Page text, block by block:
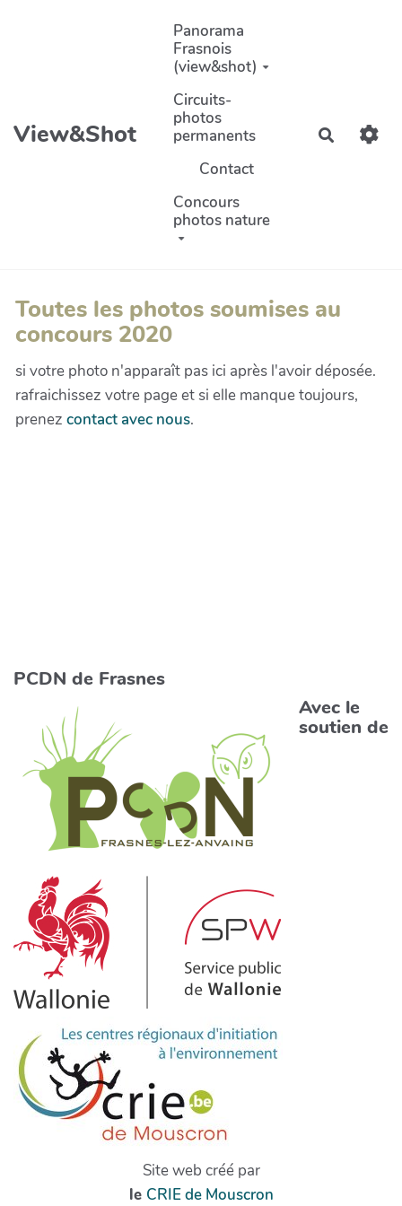
Aller au contenu principal
View&Shot
Panorama
Frasnois
(view&shot)
Circuits-
photos
permanents
Contact
Concours
photos nature
Toutes les photos soumises au
concours 2020
si votre photo n'apparaît pas ici après l'avoir déposée.
rafraichissez votre page et si elle manque toujours,
prenez contact avec nous.
PCDN de Frasnes
Avec le
soutien de
Site web créé par
le CRIE de Mouscron